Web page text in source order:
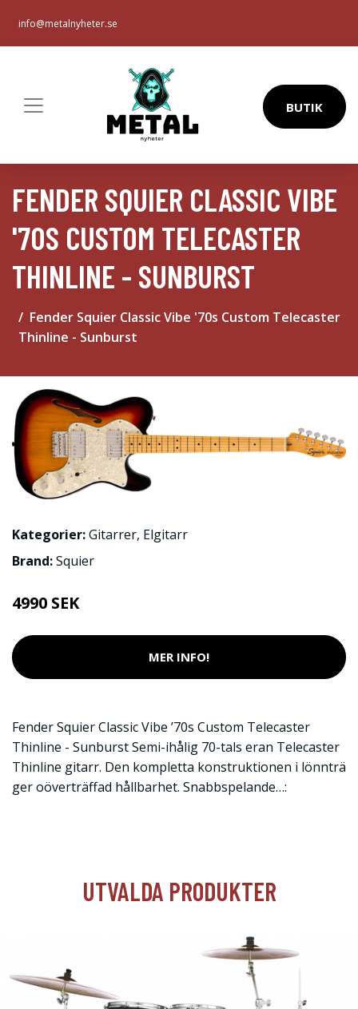
info@metalnyheter.se
BUTIK
FENDER SQUIER CLASSIC VIBE
'70S CUSTOM TELECASTER
THINLINE - SUNBURST
Fender Squier Classic Vibe '70s Custom Telecaster
Thinline - Sunburst
Kategorier:Gitarrer, Elgitarr
Brand:Squier
4990 SEK
MER INFO!
Fender Squier Classic Vibe ’70s Custom Telecaster
Thinline - Sunburst Semi-ihålig 70-tals eran Telecaster
Thinline gitarr. Den kompletta konstruktionen i lönnträ
ger oöverträffad hållbarhet. Snabbspelande…:
UTVALDA PRODUKTER